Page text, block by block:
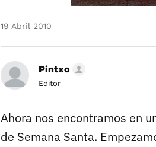
19 Abril 2010
Pintxo
Editor
Ahora nos encontramos en
de Semana Santa.